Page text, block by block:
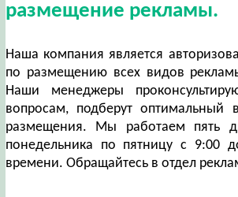
размещение рекламы.
Наша компания является
по размещению всех видов
Наши менеджеры
вопросам, подберут оптимальный
размещения. Мы работаем пять
понедельника по пятницу с 9:00
времени. Обращайтесь в отдел